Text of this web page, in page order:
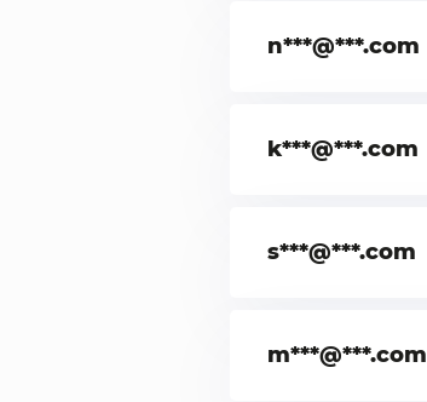
n***@***.com
k***@***.com
s***@***.com
m***@***.com